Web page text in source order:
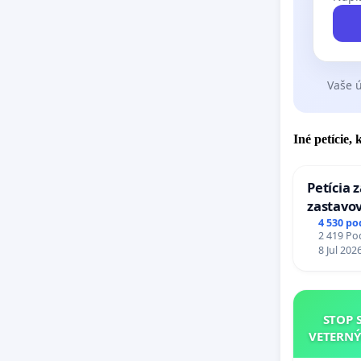
Vaše
Iné petície,
Petícia
Expres
stanici
4 530
2 419
8 Jul
STOP